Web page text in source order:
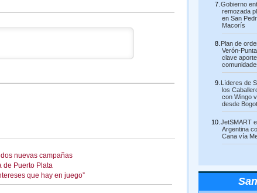
nuevas campañas
de Puerto Plata
que hay en juego”
Gobierno
remozada
en San
Macorís
Plan de
Verón-
clave
Líderes de
los
con Wingo
desde
JetSMART
Argentina
Cana vía